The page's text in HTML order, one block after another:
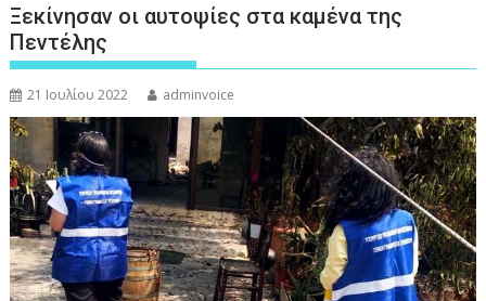
Ξεκίνησαν οι αυτοψίες στα καμένα της
Πεντέλης
21 Ιουλίου 2022 adminvoice